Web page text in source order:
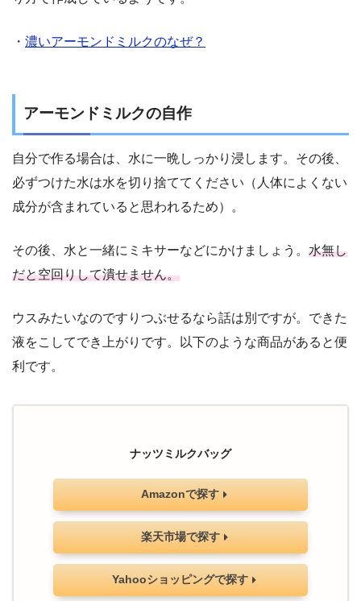
・ 濃いアーモンドミルクのなぜ？
アーモンドミルクの自作
自分で作る場合は、水に一晩しっかり浸します。その後、
必ずつけた水は水を切り捨ててください（人体によくない
成分が含まれていると思われるため）。
その後、水と一緒にミキサーなどにかけましょう。 水無し
だと空回りして潰せません。
ウスみたいなのですりつぶせるなら話は別ですが。できた
液をこしてでき上がりです。以下のような商品があると便
利です。
ナッツミルクバッグ
Amazonで探す
楽天市場で探す
Yahooショッピングで探す